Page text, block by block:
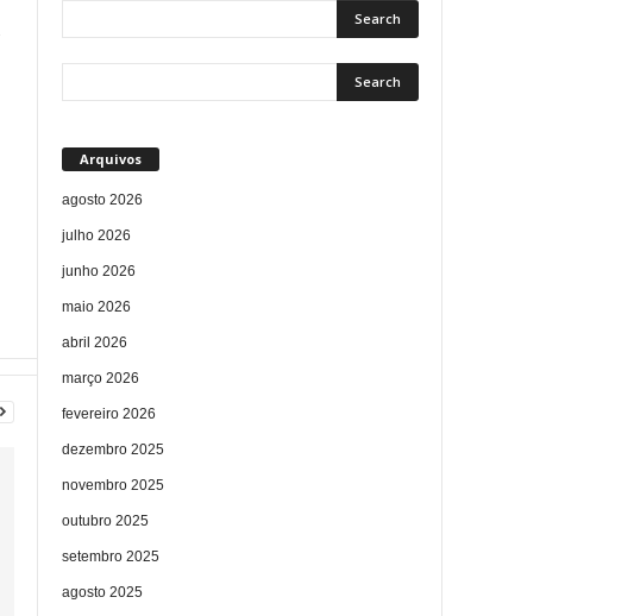
Arquivos
agosto 2026
julho 2026
junho 2026
maio 2026
abril 2026
março 2026
fevereiro 2026
dezembro 2025
novembro 2025
outubro 2025
setembro 2025
agosto 2025